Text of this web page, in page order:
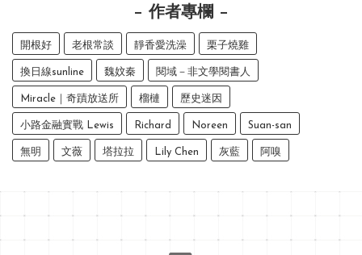
作者專欄
開根好 老根常談 靜香愛洗澡 栗子燒雞
換日線sunline 魏妏秦 閱域－非文學閱書人
Miracle｜奇蹟放送所 榴槤 歷史迷因
小路金融實戰 Lewis Richard Noreen Suan-san
無明 文薇 塔拉拉 Lily Chen 灰藍 阿嗅